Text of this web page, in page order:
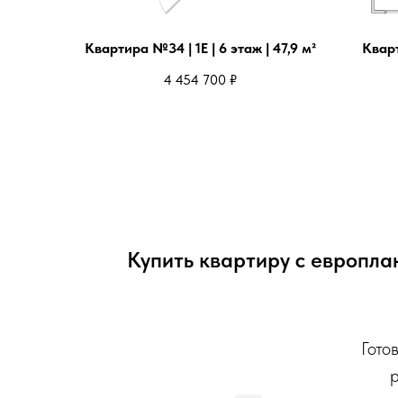
Квартира №34 | 1Е | 6 этаж | 47,9 м²
4 454 700 ₽
Купить квартиру с